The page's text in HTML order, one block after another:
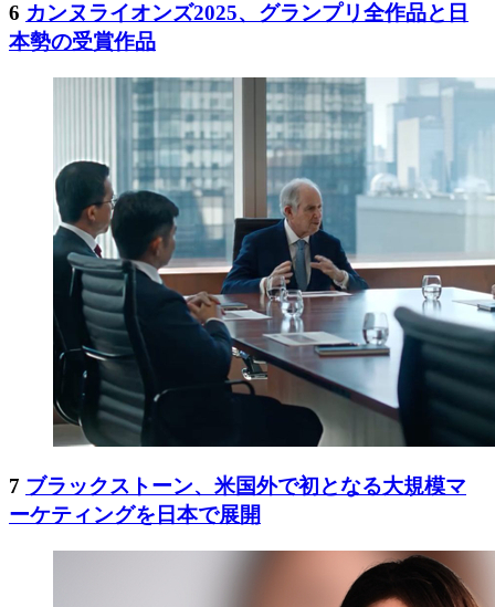
6 カンヌライオンズ2025、グランプリ全作品と日
本勢の受賞作品
7 ブラックストーン、米国外で初となる大規模マ
ーケティングを日本で展開